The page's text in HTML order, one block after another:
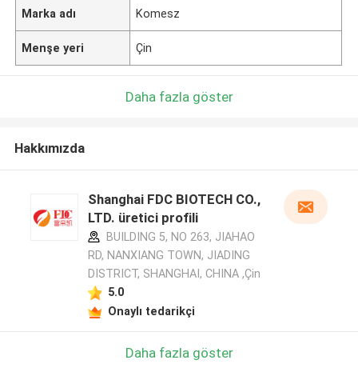
Marka adı Komesz
Menşe yeri Çin
Daha fazla göster
Hakkımızda
Shanghai FDC BIOTECH CO.,
LTD. üretici profili
BUILDING 5, NO 263, JIAHAO
RD, NANXIANG TOWN, JIADING
DISTRICT, SHANGHAI, CHINA ,Çin
5.0
Onaylı tedarikçi
Daha fazla göster